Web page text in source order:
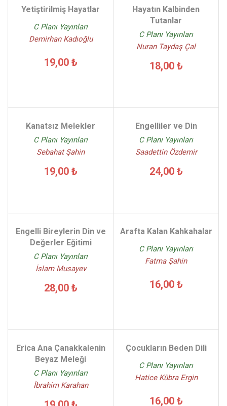
Yetiştirilmiş Hayatlar
C Planı Yayınları
Demirhan Kadıoğlu
19,00 ₺
Hayatın Kalbinden
Tutanlar
C Planı Yayınları
Nuran Taydaş Çal
18,00 ₺
Kanatsız Melekler
C Planı Yayınları
Sebahat Şahin
19,00 ₺
Engelliler ve Din
C Planı Yayınları
Saadettin Özdemir
24,00 ₺
Engelli Bireylerin Din ve
Değerler Eğitimi
C Planı Yayınları
İslam Musayev
28,00 ₺
Arafta Kalan Kahkahalar
C Planı Yayınları
Fatma Şahin
16,00 ₺
Erica Ana Çanakkalenin
Beyaz Meleği
C Planı Yayınları
İbrahim Karahan
Çocukların Beden Dili
C Planı Yayınları
Hatice Kübra Ergin
16,00 ₺